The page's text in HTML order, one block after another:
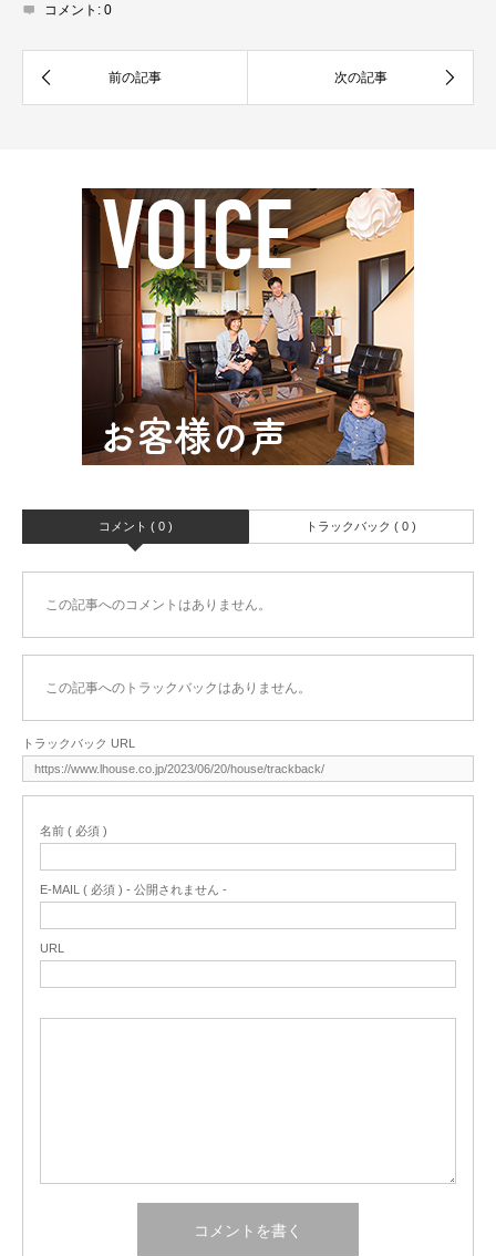
コメント: 0
コメント ( 0 ) トラックバック ( 0 )
この記事へのコメントはありません。
この記事へのトラックバックはありません。
トラックバック URL
名前 ( 必須 )
E-MAIL ( 必須 ) - 公開されません -
URL